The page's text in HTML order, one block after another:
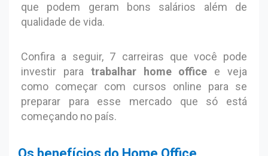
que podem geram bons salários além de
qualidade de vida.
Confira a seguir, 7 carreiras que você pode
investir para trabalhar home office e veja
como começar com cursos online para se
preparar para esse mercado que só está
começando no país.